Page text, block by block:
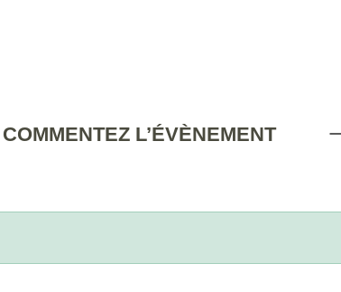
COMMENTEZ L’ÉVÈNEMENT